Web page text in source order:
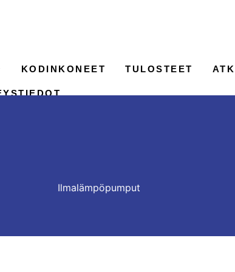
KODINKONEET TULOSTEET
Ilmalämpöpumput